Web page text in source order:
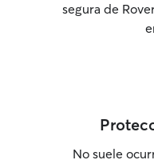
segura de
No suele